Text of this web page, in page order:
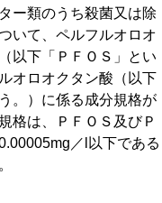
ー類のうち殺菌又は除
いて、ペルフルオロオ
以下「ＰＦＯＳ」とい
オロオクタン酸（以下
。）に係る成分規格が
格は、ＰＦＯＳ及びＰ
／l以下である